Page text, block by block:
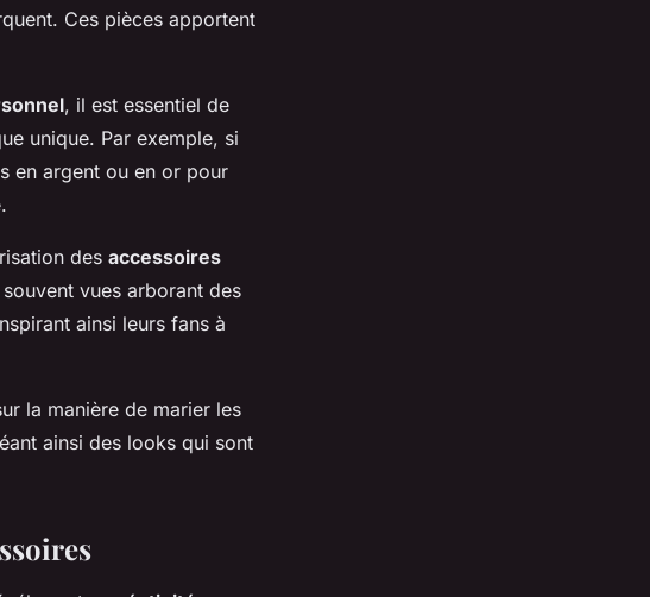
Ces pièces apportent
, il est essentiel de
unique. Par exemple, si
en argent ou en or pour
des accessoires
vues arborant des
ainsi leurs fans à
la manière de marier les
ainsi des looks qui sont